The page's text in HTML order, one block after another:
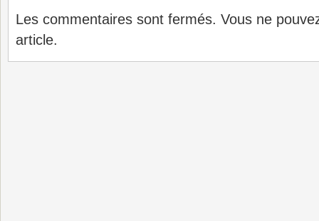
Les commentaires sont fermés. Vous ne
article.